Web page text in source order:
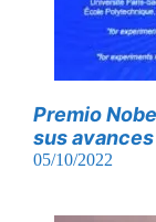
Premio
sus
05/10/2022